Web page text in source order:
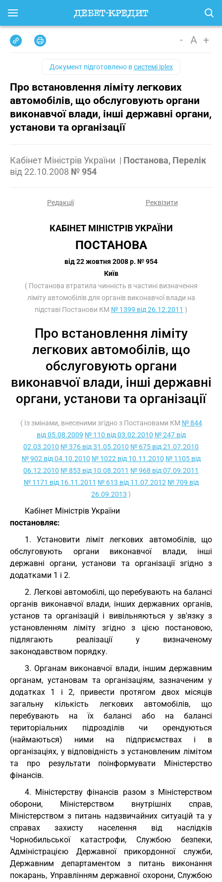
- A +
Документ підготовлено всистемі iplex
Про встановлення ліміту легкових
автомобілів, що обслуговують органи
виконавчої влади, інші державні органи,
установи та організації
Кабінет Міністрів України | Постанова, Перелік
від 22.10.2008 № 954
Редакції Реквізити
КАБІНЕТ МІНІСТРІВ УКРАЇНИ
ПОСТАНОВА
від 22 жовтня 2008 р. № 954
Київ
( Постанова втратила чинність в частині визначення
ліміту автомобілів для органів виконавчої влади на
підставі Постанови КМ № 1399 від 26.12.2011 )
Про встановлення ліміту
легкових автомобілів, що
обслуговують органи
виконавчої влади, інші державні
органи, установи та організації
( Із змінами, внесеними згідно з Постановами КМ № 844
від 05.08.2009 № 110 від 03.02.2010 № 247 від
02.03.2010 № 376 від 31.05.2010 № 675 від 21.07.2010
№ 902 від 04.10.2010 № 1022 від 10.11.2010 № 1105 від
06.12.2010 № 853 від 10.08.2011 № 968 від 07.09.2011
№ 1171 від 16.11.2011 № 613 від 11.07.2012 № 709 від
26.09.2013 )
Кабінет Міністрів України
постановляє:
1. Установити ліміт легкових автомобілів, що
обслуговують органи виконавчої влади, інші
державні органи, установи та організації згідно з
додатками 1 і 2.
2. Легкові автомобілі, що перебувають на балансі
органів виконавчої влади, інших державних органів,
установ та організацій і вивільняються у зв'язку з
установленням ліміту згідно з цією постановою,
підлягають реалізації у визначеному
законодавством порядку.
3. Органам виконавчої влади, іншим державним
органам, установам та організаціям, зазначеним у
додатках 1 і 2, привести протягом двох місяців
загальну кількість легкових автомобілів, що
перебувають на їх балансі або на балансі
територіальних підрозділів чи орендуються
(наймаються) ними на підприємствах і в
організаціях, у відповідність з установленим лімітом
та про результати поінформувати Міністерство
фінансів.
4. Міністерству фінансів разом з Міністерством
оборони, Міністерством внутрішніх справ,
Міністерством з питань надзвичайних ситуацій та у
справах захисту населення від наслідків
Чорнобильської катастрофи, Службою безпеки,
Адміністрацією Державної прикордонної служби,
Державним департаментом з питань виконання
покарань, Управлінням державної охорони, Службою